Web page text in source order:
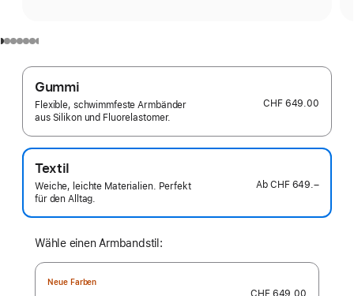
Gummi
Flexible, schwimmfeste Armbänder
aus Silikon und Fluorelastomer.
CHF 649.00
Textil
Weiche, leichte Materialien. Perfekt
für den Alltag.
AbCHF 649.–
Wähle einen Armbandstil:
Neue Farben
CHF 649.00